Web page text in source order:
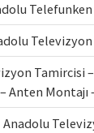
Tamircisi
Anten Montajı
Anadolu